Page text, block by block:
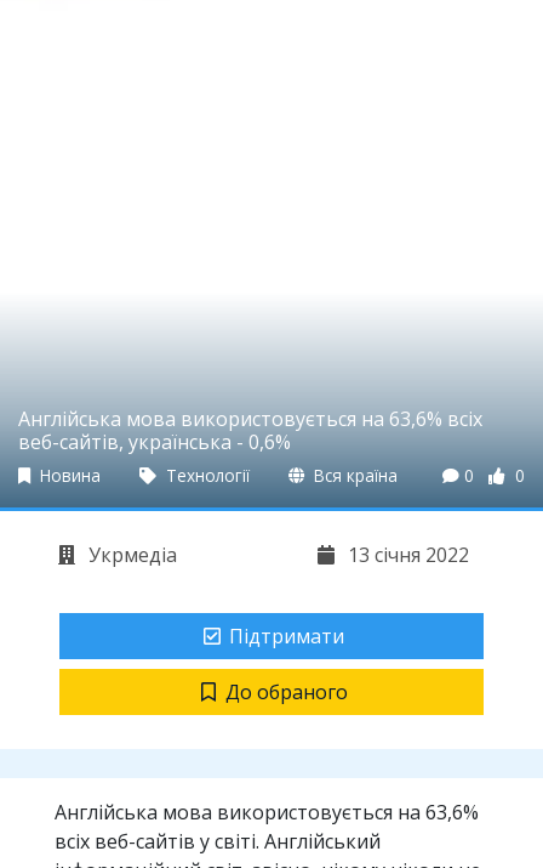
Англійська мова використовується на 63,6% всіх
веб-сайтів, українська - 0,6%
Новина Технології Вся країна 0 0
Укрмедіа 13 січня 2022
Підтримати
До обраного
Англійська мова використовується на 63,6%
всіх веб-сайтів у світі. Англійський